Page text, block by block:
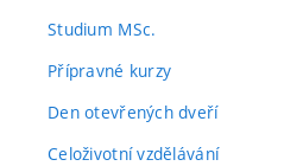
Studium MSc.
Přípravné kurzy
Den otevřených dveří
Celoživotní vzdělávání